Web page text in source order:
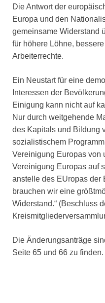
Die Antwort der
Europa und den
gemeinsame Widerstand
für höhere Löhne,
Arbeiterrechte.
Ein Neustart für eine
Interessen der
Einigung kann nicht auf
Nur durch weitgehende
des Kapitals und Bildung
sozialistischem
Vereinigung Europas von
Vereinigung Europas auf
anstelle des EUropas der
brauchen wir eine
Widerstand.“ (Beschluss
Die Änderungsanträge
Seite 65 und 66 zu finden.